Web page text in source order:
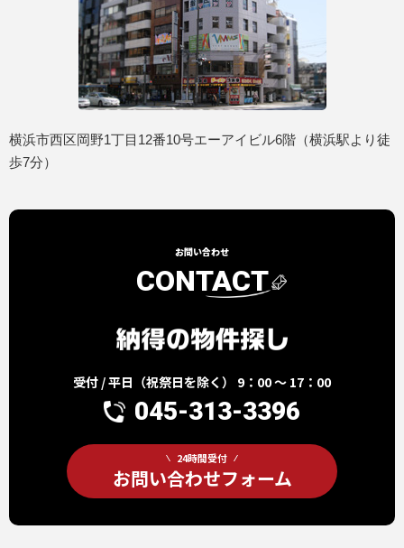
横浜市西区岡野1丁目12番10号エーアイビル6階（横浜駅より徒
歩7分）
お問い合わせ
CONTACT
受付 / 平日（祝祭日を除く） 9：00 ～ 17：00
045-313-3396
24時間受付
お問い合わせフォーム